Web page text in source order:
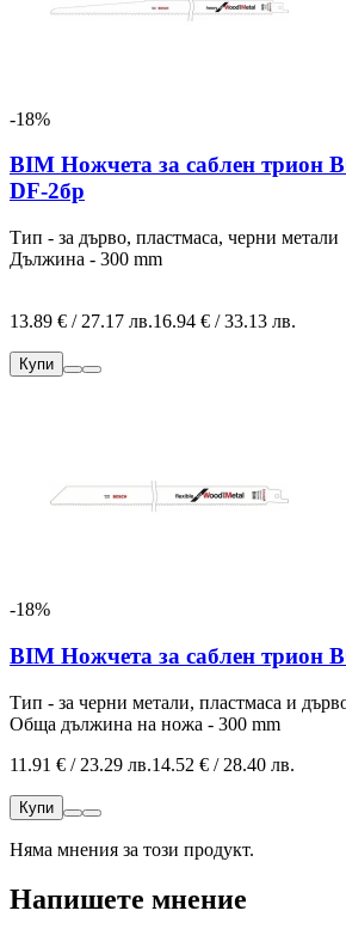
-18%
BIM Ножчета за саблен трион
DF-2бр
Тип - за дърво, пластмаса, черни метали
Дължина - 300 mm
13.89 € / 27.17 лв.16.94 € / 33.13 лв.
Купи
-18%
BIM Ножчета за саблен трион
Тип - за черни метали, пластмаса и
Обща дължина на ножа - 300 mm
11.91 € / 23.29 лв.14.52 € / 28.40 лв.
Купи
Няма мнения за този продукт.
Напишете мнение